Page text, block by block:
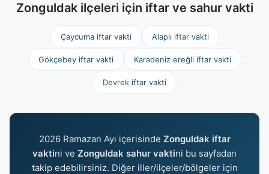
Zonguldak ilçeleri için iftar ve sahur vakti
Çaycuma iftar vakti Alaplı iftar vakti
Gökçebey iftar vakti Karadeniz ereğli iftar vakti
Devrek iftar vakti
2026 Ramazan Ayı içerisinde Zonguldak iftar
vaktini ve Zonguldak sahur vaktini bu sayfadan
takip edebilirsiniz. Diğer iller/ilçeler/bölgeler için